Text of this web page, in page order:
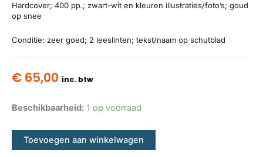
Hardcover; 400 pp.; zwart-wit en kleuren illustraties/foto’s; goud
op snee
Conditie: zeer goed; 2 leeslinten; tekst/naam op schutblad
€ 65,00 inc. btw
Beschikbaarheid: 1 op voorraad
Toevoegen aan winkelwagen